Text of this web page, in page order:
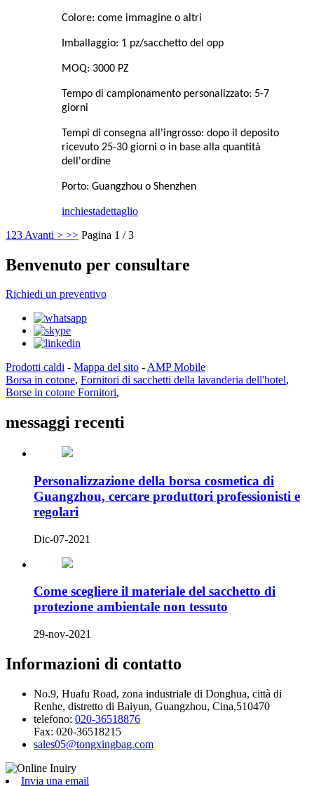
Colore: come immagine o altri
Imballaggio: 1 pz/sacchetto del opp
MOQ: 3000 PZ
Tempo di campionamento personalizzato: 5-7
giorni
Tempi di consegna all'ingrosso: dopo il deposito
ricevuto 25-30 giorni o in base alla quantità
dell'ordine
Porto: Guangzhou o Shenzhen
inchiestadettaglio
1 23 Avanti > >> Pagina 1 / 3
Benvenuto per consultare
Richiedi un preventivo
Prodotti caldi - Mappa del sito -AMP Mobile
Borsa in cotone, Fornitori di sacchetti della lavanderia dell'hotel,
Borse in cotone Fornitori,
messaggi recenti
Personalizzazione della borsa cosmetica di
Guangzhou, cercare produttori professionisti e
regolari
Dic-07-2021
Come scegliere il materiale del sacchetto di
protezione ambientale non tessuto
29-nov-2021
Informazioni di contatto
No.9, Huafu Road, zona industriale di Donghua, città di
Renhe, distretto di Baiyun, Guangzhou, Cina,510470
telefono: 020-36518876
Fax: 020-36518215
sales05@tongxingbag.com
Invia una email